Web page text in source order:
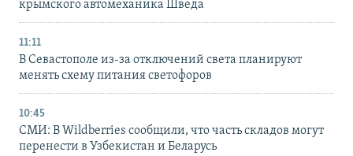
крымского автомеханика Шведа
11:11
В Севастополе из-за отключений света планируют
менять схему питания светофоров
10:45
СМИ: В Wildberries сообщили, что часть складов могут
перенести в Узбекистан и Беларусь